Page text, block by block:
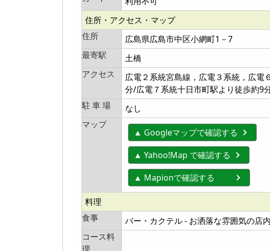
住所・アクセス・マップ
住所
広島県広島市中区小網町1－7
最寄駅
土橋
アクセス
広電２系統宮島線，広電３系統，広電
分/広電７系統十日市町駅より徒歩約9
駐 車 場
なし
マップ
▲ Googleマップで確認する
▲ Yahoo!Map で確認する
▲ Mapionで確認する
料理
食事
バー・カクテル - お洒落な雰囲気の店
コース料